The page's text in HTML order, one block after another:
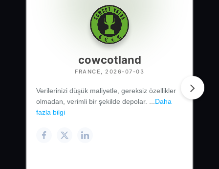
cowcotland
FRANCE, 2026-07-03
Verilerinizi düşük maliyetle, gereksiz özellikler
olmadan, verimli bir şekilde depolar. ... Daha
fazla bilgi